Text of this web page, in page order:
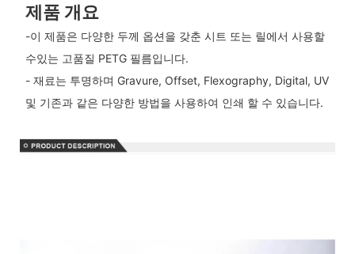
제품 개요
-이 제품은 다양한 두께 옵션을 갖춘 시트 또는 릴에서 사용할
수있는 고품질 PETG 필름입니다.
- 재료는 투명하며 Gravure, Offset, Flexography, Digital, UV
및 기존과 같은 다양한 방법을 사용하여 인쇄 할 수 있습니다.